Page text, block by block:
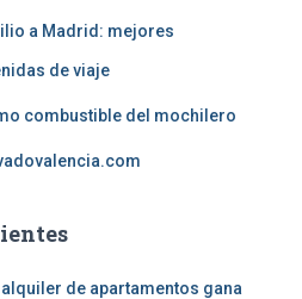
a Madrid: mejores
de viaje
combustible del mochilero
alquiler de apartamentos gana